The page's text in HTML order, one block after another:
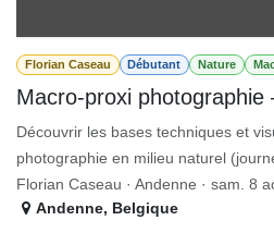
Florian Caseau Débutant Nature
​Macro-proxi photographie
Découvrir les bases techniques et
photographie en milieu naturel
Florian Caseau · Andenne · sam. 8
Andenne,Belgique